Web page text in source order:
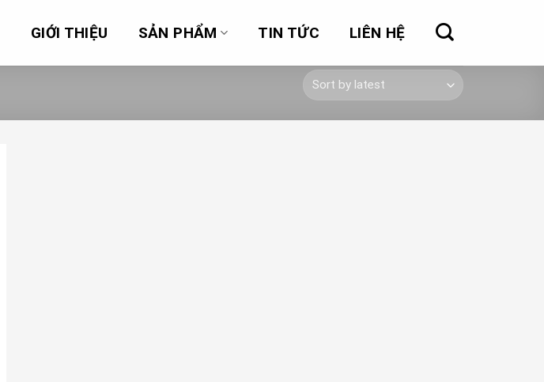
GIỚI THIỆU SẢN PHẨM TIN TỨC LIÊN HỆ